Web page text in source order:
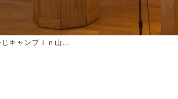
第1４回「こひつじキャンプｉｎ山中湖」募集案内